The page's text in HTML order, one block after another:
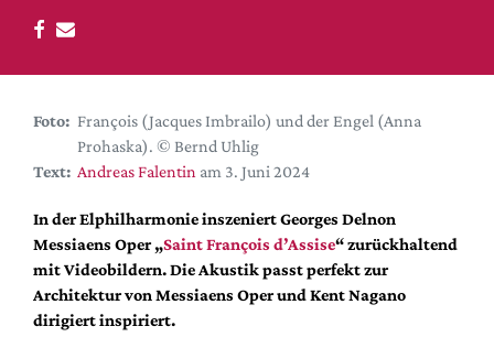
DdB-map
Kalender
Festival-Planer
Hefte
Alle Hefte
Leseproben
Podcast
Service
Foto: François (Jacques Imbrailo) und der Engel (Anna
Prohaska). © Bernd Uhlig
Text: Andreas Falentin am 3. Juni 2024
In der Elphilharmonie inszeniert Georges Delnon
Messiaens Oper „Saint François d’Assise“ zurückhaltend
mit Videobildern. Die Akustik passt perfekt zur
Architektur von Messiaens Oper und Kent Nagano
dirigiert inspiriert.